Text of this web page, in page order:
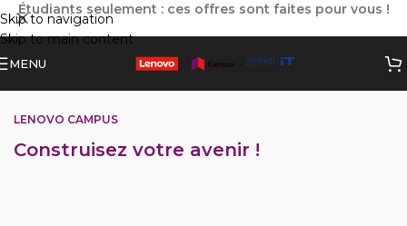
Skip to navigation
Skip to main content
Étudiants seulement : ces offres sont faites pour vous !
MENU
LENOVO CAMPUS
Construisez votre avenir !